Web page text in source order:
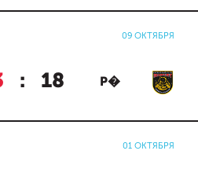
09 ОКТЯБРЯ
: 18 Р�
01 ОКТЯБРЯ